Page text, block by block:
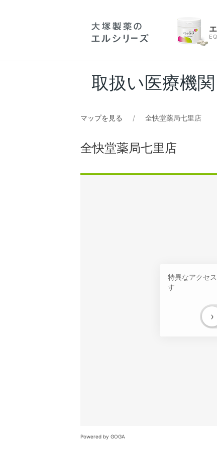
取扱い医療機
マップを見る 全快堂薬局七里店
全快堂薬局七里店
特異なアクセ
す
›
Powered by GOGA